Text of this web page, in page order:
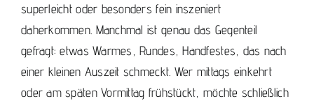
superleicht oder besonders fein inszeniert
daherkommen. Manchmal ist genau das Gegenteil
gefragt: etwas Warmes, Rundes, Handfestes, das nach
einer kleinen Auszeit schmeckt. Wer mittags einkehrt
oder am späten Vormittag frühstückt, möchte schließlich